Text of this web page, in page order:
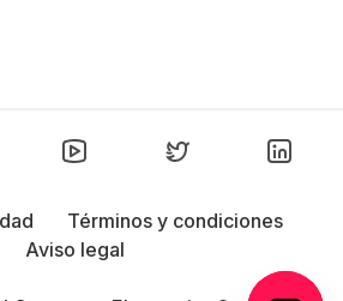
Términos y condiciones
Aviso legal